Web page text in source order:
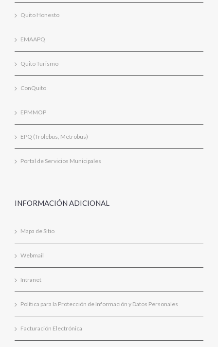
Quito Honesto
EMAAPQ
Quito Turismo
ConQuito
EPMMOP
EPQ (Trolebus, Metrobus)
Portal de Servicios Municipales
INFORMACIÓN ADICIONAL
Mapa de Sitio
Webmail
Intranet
Política para la Protección de Información y Datos Personales
Facturación Electrónica